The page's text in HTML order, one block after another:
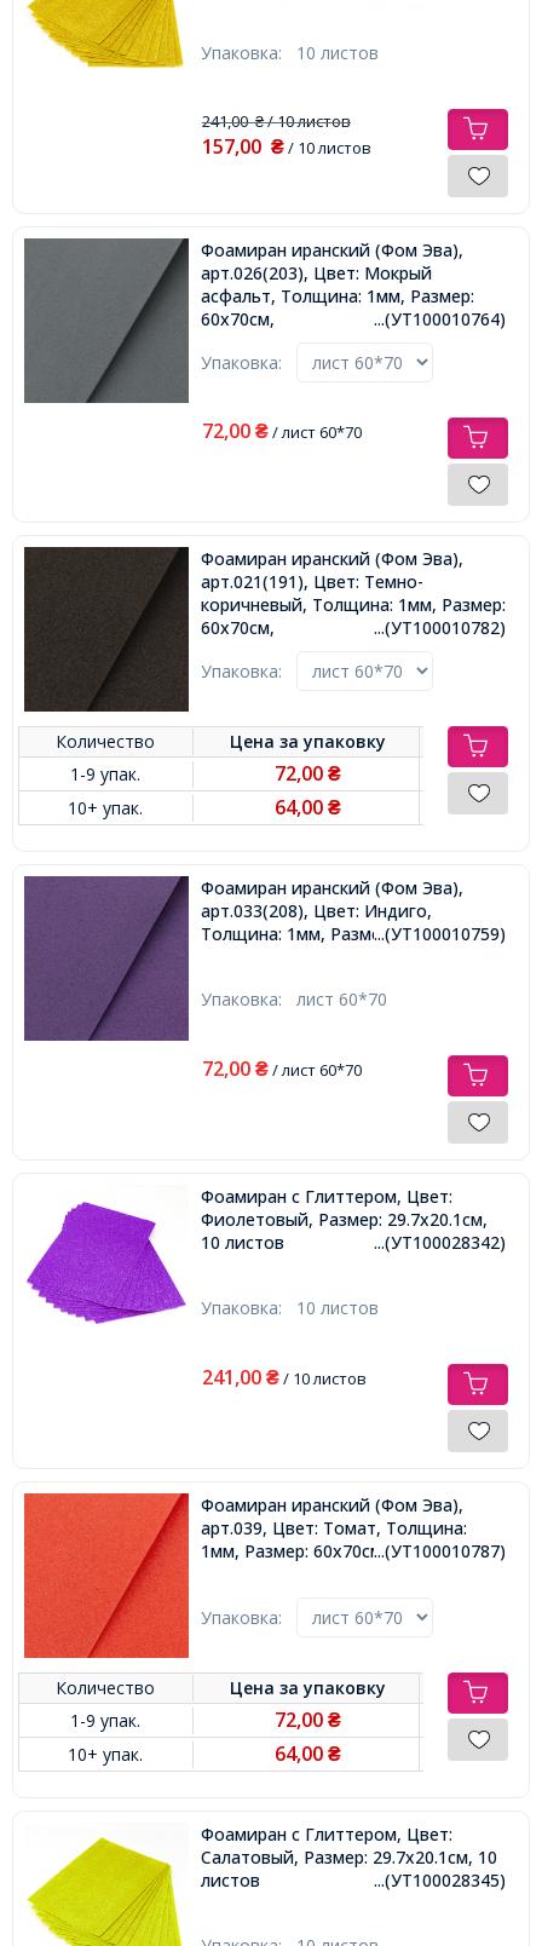
Упаковка: 10 листов
241,00₴/ 10 листов
157,00 ₴/ 10 листов
Фоамиран иранский (Фом Эва),
арт.026(203), Цвет: Мокрый
асфальт, Толщина: 1мм, Размер:
60х70cм,
...(УТ100010764)
Упаковка:
72,00 ₴/ лист 60*70
Фоамиран иранский (Фом Эва),
арт.021(191), Цвет: Темно-
коричневый, Толщина: 1мм, Размер:
60х70cм,
...(УТ100010782)
Упаковка:
Количество Цена заупаковку
1-9 упак.
72,00₴
10+ упак. 64,00₴
Фоамиран иранский (Фом Эва),
арт.033(208), Цвет: Индиго,
Толщина: 1мм, Размер: 60х70cм,
...(УТ100010759)
Упаковка: лист 60*70
72,00 ₴/ лист 60*70
Фоамиран с Глиттером, Цвет:
Фиолетовый, Размер: 29.7x20.1см,
10 листов
...(УТ100028342)
Упаковка: 10 листов
241,00 ₴/ 10 листов
Фоамиран иранский (Фом Эва),
арт.039, Цвет: Томат, Толщина:
1мм, Размер: 60х70cм,...(УТ100010787)
Упаковка:
Количество Цена заупаковку
1-9 упак.
72,00₴
10+ упак. 64,00₴
Фоамиран с Глиттером, Цвет:
Салатовый, Размер: 29.7x20.1см, 10
листов
...(УТ100028345)